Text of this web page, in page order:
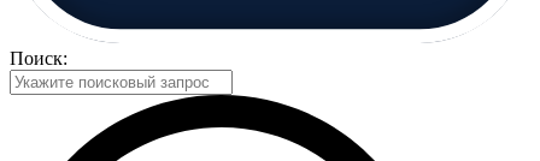
Поиск: